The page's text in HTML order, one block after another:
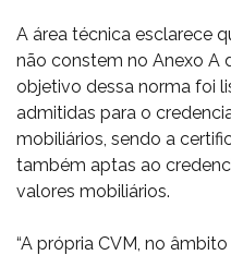
A área técnica esclarece
não constem no Anexo A
objetivo dessa norma foi
admitidas para o
mobiliários, sendo a
também aptas ao
valores mobiliários.
“A própria CVM, no